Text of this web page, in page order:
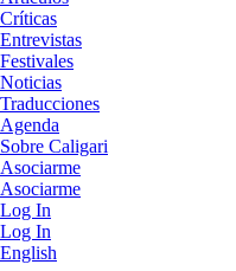
Críticas
Entrevistas
Festivales
Noticias
Traducciones
Agenda
Sobre Caligari
Asociarme
Asociarme
Log In
Log In
English